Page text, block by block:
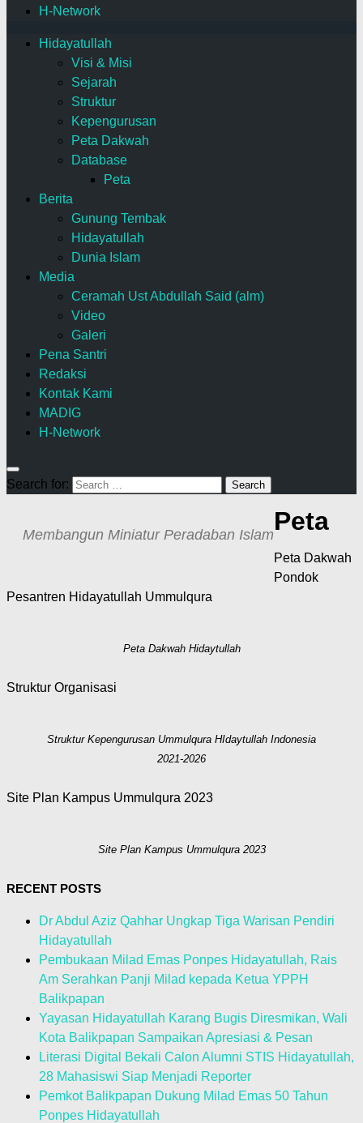
H-Network
Hidayatullah
Visi & Misi
Sejarah
Struktur
Kepengurusan
Peta Dakwah
Database
Peta
Berita
Gunung Tembak
Hidayatullah
Dunia Islam
Media
Ceramah Ust Abdullah Said (alm)
Video
Galeri
Pena Santri
Redaksi
Kontak Kami
MADIG
H-Network
Search for:
Membangun Miniatur Peradaban IslamPeta
Peta Dakwah
Pondok
Pesantren Hidayatullah Ummulqura
Peta Dakwah Hidaytullah
Struktur Organisasi
Struktur Kepengurusan Ummulqura HIdaytullah Indonesia
2021-2026
Site Plan Kampus Ummulqura 2023
Site Plan Kampus Ummulqura 2023
RECENT POSTS
Dr Abdul Aziz Qahhar Ungkap Tiga Warisan Pendiri
Hidayatullah
Pembukaan Milad Emas Ponpes Hidayatullah, Rais
Am Serahkan Panji Milad kepada Ketua YPPH
Balikpapan
Yayasan Hidayatullah Karang Bugis Diresmikan, Wali
Kota Balikpapan Sampaikan Apresiasi & Pesan
Literasi Digital Bekali Calon Alumni STIS Hidayatullah,
28 Mahasiswi Siap Menjadi Reporter
Pemkot Balikpapan Dukung Milad Emas 50 Tahun
Ponpes Hidayatullah